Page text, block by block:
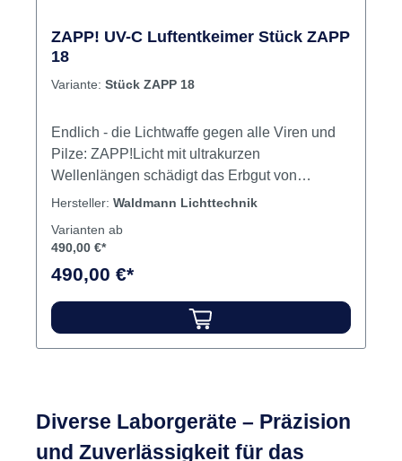
ZAPP! UV-C Luftentkeimer Stück ZAPP
18
Variante: Stück ZAPP 18
Endlich - die Lichtwaffe gegen alle Viren und
Pilze: ZAPP!Licht mit ultrakurzen
Wellenlängen schädigt das Erbgut von
Mikroorganismen, diese sterben blitzschnell
Medizintechnik seit Jahrzehnten UV-C. Diese
Engineers of Light jetzt überall hin. Inhalt
LuftentkeimerWandhalterGebrauchsanleitung
Hersteller: Waldmann Lichttechnik
Varianten ab
490,00 €*
490,00 €*
Diverse Laborgeräte – Präzision
und Zuverlässigkeit für das